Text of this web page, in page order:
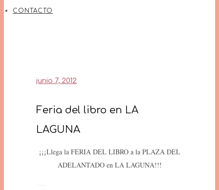
CONTACTO
junio 7, 2012
Feria del libro en LA
LAGUNA
¡¡¡Llega la FERIA DEL LIBRO a la PLAZA DEL
ADELANTADO en LA LAGUNA!!!